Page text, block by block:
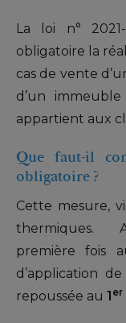
La loi n°
obligatoire la
cas de vente
d’un
appartient aux
Que faut-il
obligatoire ?
Cette mesure,
thermiques.
première fois
d’application
repoussée au 1 er